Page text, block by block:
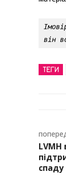
він
ТЕГИ
спаду